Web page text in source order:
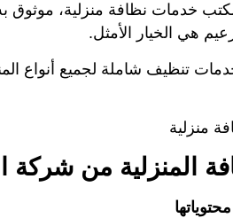
خدمات نظافة منزلية، موثوق
هي الخيار الأمثل.
تنظيف شاملة لجميع أنواع
المنزلية من شركة